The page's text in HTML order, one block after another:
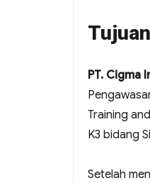
PT. Cigma
Training
K3 bidang
Setelah